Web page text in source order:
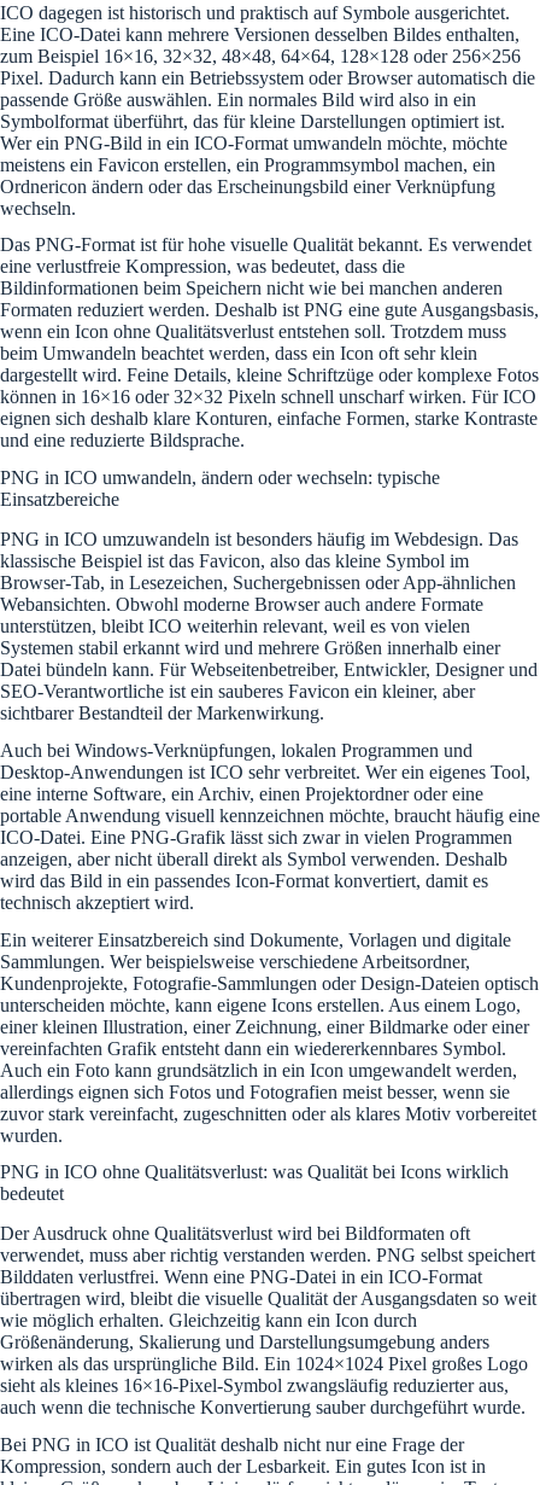
ICO dagegen ist historisch und praktisch auf Symbole ausgerichtet.
Eine ICO-Datei kann mehrere Versionen desselben Bildes enthalten,
zum Beispiel 16×16, 32×32, 48×48, 64×64, 128×128 oder 256×256
Pixel. Dadurch kann ein Betriebssystem oder Browser automatisch die
passende Größe auswählen. Ein normales Bild wird also in ein
Symbolformat überführt, das für kleine Darstellungen optimiert ist.
Wer ein PNG-Bild in ein ICO-Format umwandeln möchte, möchte
meistens ein Favicon erstellen, ein Programmsymbol machen, ein
Ordnericon ändern oder das Erscheinungsbild einer Verknüpfung
wechseln.
Das PNG-Format ist für hohe visuelle Qualität bekannt. Es verwendet
eine verlustfreie Kompression, was bedeutet, dass die
Bildinformationen beim Speichern nicht wie bei manchen anderen
Formaten reduziert werden. Deshalb ist PNG eine gute Ausgangsbasis,
wenn ein Icon ohne Qualitätsverlust entstehen soll. Trotzdem muss
beim Umwandeln beachtet werden, dass ein Icon oft sehr klein
dargestellt wird. Feine Details, kleine Schriftzüge oder komplexe Fotos
können in 16×16 oder 32×32 Pixeln schnell unscharf wirken. Für ICO
eignen sich deshalb klare Konturen, einfache Formen, starke Kontraste
und eine reduzierte Bildsprache.
PNG in ICO umwandeln, ändern oder wechseln: typische
Einsatzbereiche
PNG in ICO umzuwandeln ist besonders häufig im Webdesign. Das
klassische Beispiel ist das Favicon, also das kleine Symbol im
Browser-Tab, in Lesezeichen, Suchergebnissen oder App-ähnlichen
Webansichten. Obwohl moderne Browser auch andere Formate
unterstützen, bleibt ICO weiterhin relevant, weil es von vielen
Systemen stabil erkannt wird und mehrere Größen innerhalb einer
Datei bündeln kann. Für Webseitenbetreiber, Entwickler, Designer und
SEO-Verantwortliche ist ein sauberes Favicon ein kleiner, aber
sichtbarer Bestandteil der Markenwirkung.
Auch bei Windows-Verknüpfungen, lokalen Programmen und
Desktop-Anwendungen ist ICO sehr verbreitet. Wer ein eigenes Tool,
eine interne Software, ein Archiv, einen Projektordner oder eine
portable Anwendung visuell kennzeichnen möchte, braucht häufig eine
ICO-Datei. Eine PNG-Grafik lässt sich zwar in vielen Programmen
anzeigen, aber nicht überall direkt als Symbol verwenden. Deshalb
wird das Bild in ein passendes Icon-Format konvertiert, damit es
technisch akzeptiert wird.
Ein weiterer Einsatzbereich sind Dokumente, Vorlagen und digitale
Sammlungen. Wer beispielsweise verschiedene Arbeitsordner,
Kundenprojekte, Fotografie-Sammlungen oder Design-Dateien optisch
unterscheiden möchte, kann eigene Icons erstellen. Aus einem Logo,
einer kleinen Illustration, einer Zeichnung, einer Bildmarke oder einer
vereinfachten Grafik entsteht dann ein wiedererkennbares Symbol.
Auch ein Foto kann grundsätzlich in ein Icon umgewandelt werden,
allerdings eignen sich Fotos und Fotografien meist besser, wenn sie
zuvor stark vereinfacht, zugeschnitten oder als klares Motiv vorbereitet
wurden.
PNG in ICO ohne Qualitätsverlust: was Qualität bei Icons wirklich
bedeutet
Der Ausdruck ohne Qualitätsverlust wird bei Bildformaten oft
verwendet, muss aber richtig verstanden werden. PNG selbst speichert
Bilddaten verlustfrei. Wenn eine PNG-Datei in ein ICO-Format
übertragen wird, bleibt die visuelle Qualität der Ausgangsdaten so weit
wie möglich erhalten. Gleichzeitig kann ein Icon durch
Größenänderung, Skalierung und Darstellungsumgebung anders
wirken als das ursprüngliche Bild. Ein 1024×1024 Pixel großes Logo
sieht als kleines 16×16-Pixel-Symbol zwangsläufig reduzierter aus,
auch wenn die technische Konvertierung sauber durchgeführt wurde.
Bei PNG in ICO ist Qualität deshalb nicht nur eine Frage der
Kompression, sondern auch der Lesbarkeit. Ein gutes Icon ist in